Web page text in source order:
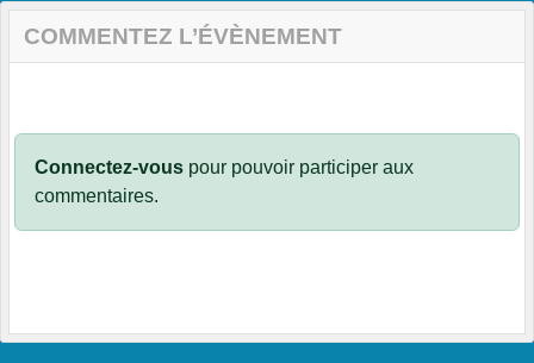
COMMENTEZ L’ÉVÈNEMENT
Connectez-vous pour pouvoir participer aux
commentaires.